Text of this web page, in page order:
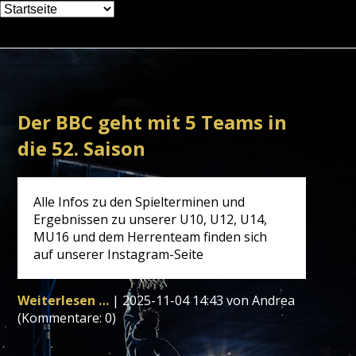
Zielseite
Der BBC geht mit 5 Teams in
die 52. Saison
Alle Infos zu den Spielterminen und
Ergebnissen zu unserer U10, U12, U14,
MU16 und dem Herrenteam finden sich
auf unserer Instagram-Seite
Weiterlesen …Der
BBC
geht
mit
| 2025-11-04 14:43 von Andrea
(Kommentare: 0)